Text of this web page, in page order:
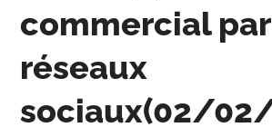
commercial
réseaux
sociaux(02/